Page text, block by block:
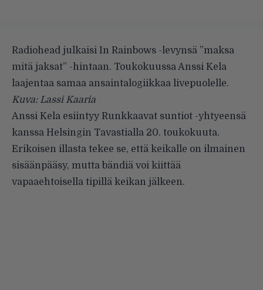
Radiohead julkaisi In Rainbows -levynsä ”maksa
mitä jaksat” -hintaan. Toukokuussa Anssi Kela
laajentaa samaa ansaintalogiikkaa livepuolelle.
Kuva: Lassi Kaaria
Anssi Kela esiintyy Runkkaavat suntiot -yhtyeensä
kanssa Helsingin Tavastialla 20. toukokuuta.
Erikoisen illasta tekee se, että keikalle on ilmainen
sisäänpääsy, mutta bändiä voi kiittää
vapaaehtoisella tipillä keikan jälkeen.